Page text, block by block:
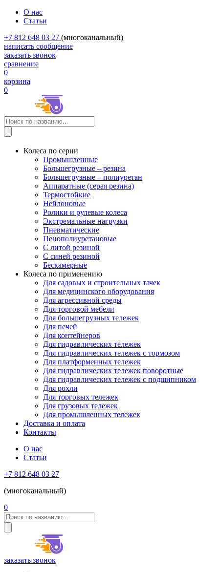
О нас
Статьи
+7 812 648 03 27 (многоканальный)
написать сообщение
заказать звонок
сравнение
0
корзина
0
Колеса по серии
Промышленные
Большегрузные – резина
Большегрузные – полиуретан
Аппаратные (серая резина)
Термостойкие
Нейлоновые
Ролики и рулевые колеса
Экстремальные нагрузки
Пневматические
Пенополиуретановые
С литой резиной
С синей резиной
Бескамерные
Колеса по применению
Для садовых и строительных тачек
Для медицинского оборудования
Для агрессивной среды
Для торговой мебели
Для большегрузных тележек
Для печей
Для контейнеров
Для гидравлических тележек
Для гидравлических тележек с тормозом
Для платформенных тележек
Для гидравлических тележек поворотные
Для гидравлических тележек с подшипником
Для рохли
Для торговых тележек
Для грузовых тележек
Для промышленных тележек
Доставка и оплата
Контакты
О нас
Статьи
+7 812 648 03 27
(многоканальный)
0
заказать звонок